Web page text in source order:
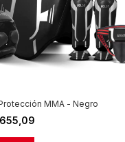
MMA - Negro